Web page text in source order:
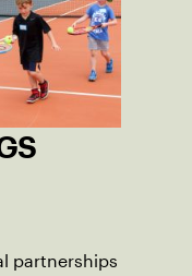
partnerships